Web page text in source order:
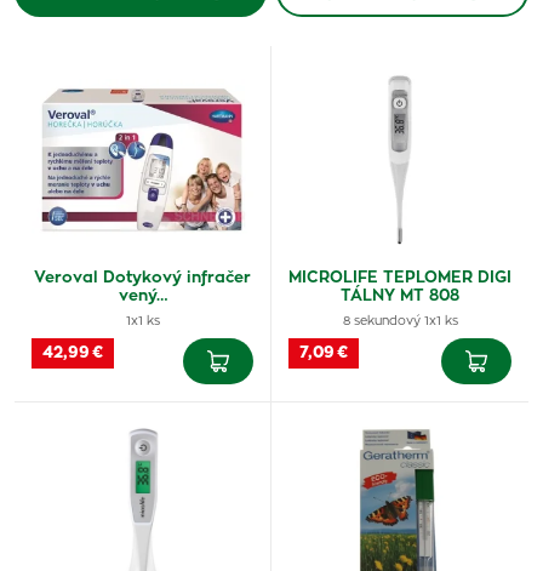
Veroval Dotykový infračer
vený…
1x1 ks
42,99 €
MICROLIFE TEPLOMER DIGI
TÁLNY MT 808
8 sekundový 1x1 ks
7,09 €